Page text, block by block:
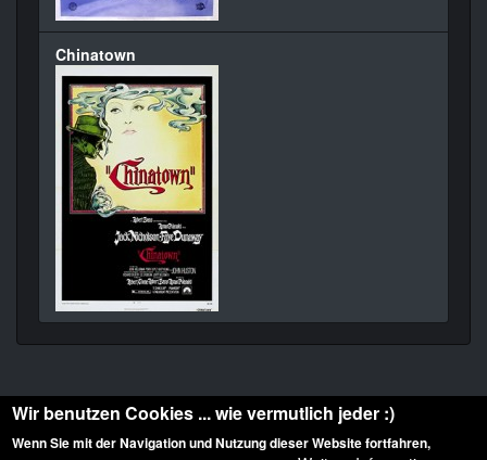
Chinatown
Wir benutzen Cookies ... wie vermutlich jeder :)
Wenn Sie mit der Navigation und Nutzung dieser Website fortfahren,